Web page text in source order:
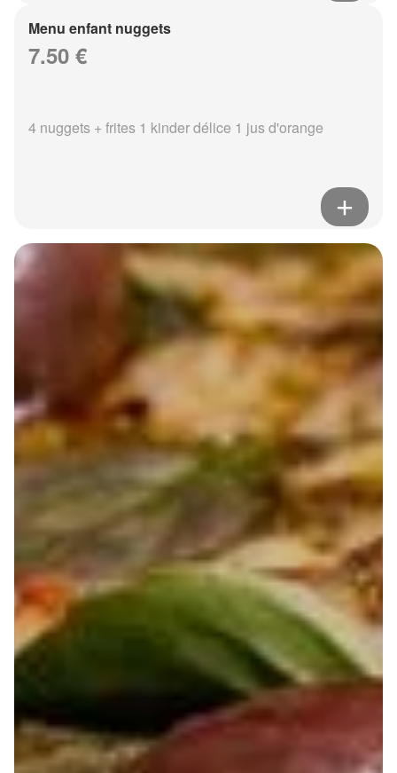
Menu enfant nuggets
7.50 €
4 nuggets + frites 1 kinder délice 1 jus d'orange